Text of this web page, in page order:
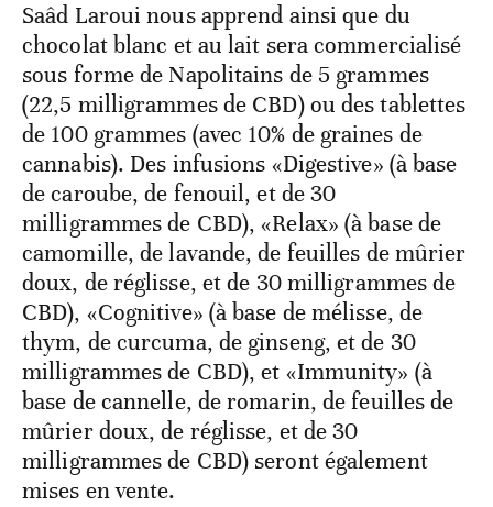
Saâd Laroui nous apprend ainsi que du
chocolat blanc et au lait sera commercialisé
sous forme de Napolitains de 5 grammes
(22,5 milligrammes de CBD) ou des tablettes
de 100 grammes (avec 10% de graines de
cannabis). Des infusions «Digestive» (à base
de caroube, de fenouil, et de 30
milligrammes de CBD), «Relax» (à base de
camomille, de lavande, de feuilles de mûrier
doux, de réglisse, et de 30 milligrammes de
CBD), «Cognitive» (à base de mélisse, de
thym, de curcuma, de ginseng, et de 30
milligrammes de CBD), et «Immunity» (à
base de cannelle, de romarin, de feuilles de
mûrier doux, de réglisse, et de 30
milligrammes de CBD) seront également
mises en vente.